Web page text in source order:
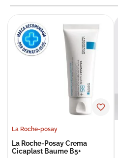
La Roche-posay
La Roche-Posay Crema
Cicaplast Baume B5+